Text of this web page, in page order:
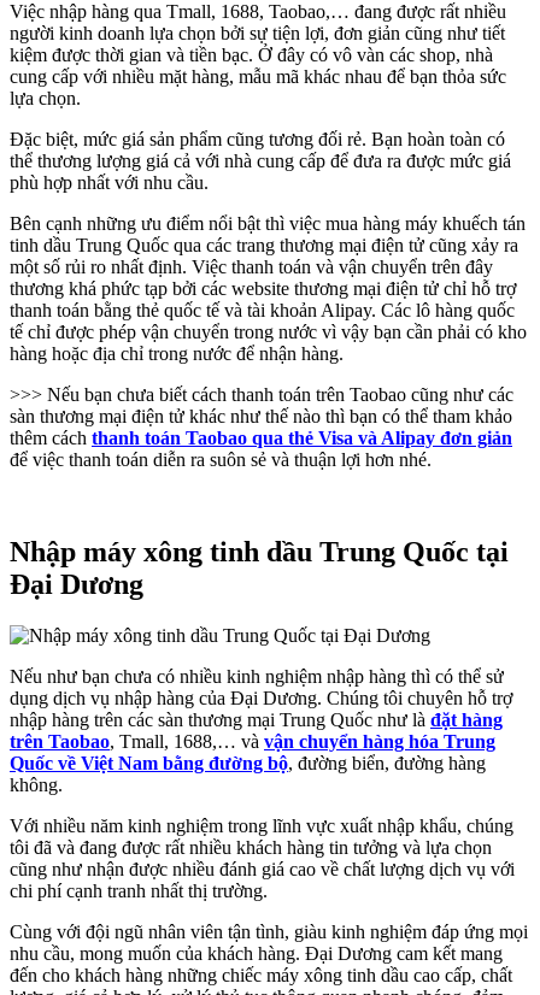
Việc nhập hàng qua Tmall, 1688, Taobao,… đang được rất nhiều
người kinh doanh lựa chọn bởi sự tiện lợi, đơn giản cũng như tiết
kiệm được thời gian và tiền bạc. Ở đây có vô vàn các shop, nhà
cung cấp với nhiều mặt hàng, mẫu mã khác nhau để bạn thỏa sức
lựa chọn.
Đặc biệt, mức giá sản phẩm cũng tương đối rẻ. Bạn hoàn toàn có
thể thương lượng giá cả với nhà cung cấp để đưa ra được mức giá
phù hợp nhất với nhu cầu.
Bên cạnh những ưu điểm nổi bật thì việc mua hàng máy khuếch tán
tinh dầu Trung Quốc qua các trang thương mại điện tử cũng xảy ra
một số rủi ro nhất định. Việc thanh toán và vận chuyển trên đây
thương khá phức tạp bởi các website thương mại điện tử chỉ hỗ trợ
thanh toán bằng thẻ quốc tế và tài khoản Alipay. Các lô hàng quốc
tế chỉ được phép vận chuyển trong nước vì vậy bạn cần phải có kho
hàng hoặc địa chỉ trong nước để nhận hàng.
>>> Nếu bạn chưa biết cách thanh toán trên Taobao cũng như các
sàn thương mại điện tử khác như thế nào thì bạn có thể tham khảo
thêm cách thanh toán Taobao qua thẻ Visa và Alipay đơn giản
để việc thanh toán diễn ra suôn sẻ và thuận lợi hơn nhé.
Nhập máy xông tinh dầu Trung Quốc tại
Đại Dương
Nếu như bạn chưa có nhiều kinh nghiệm nhập hàng thì có thể sử
dụng dịch vụ nhập hàng của Đại Dương. Chúng tôi chuyên hỗ trợ
nhập hàng trên các sàn thương mại Trung Quốc như là đặt hàng
trên Taobao, Tmall, 1688,… và vận chuyển hàng hóa Trung
Quốc về Việt Nam bằng đường bộ, đường biển, đường hàng
không.
Với nhiều năm kinh nghiệm trong lĩnh vực xuất nhập khẩu, chúng
tôi đã và đang được rất nhiều khách hàng tin tưởng và lựa chọn
cũng như nhận được nhiều đánh giá cao về chất lượng dịch vụ với
chi phí cạnh tranh nhất thị trường.
Cùng với đội ngũ nhân viên tận tình, giàu kinh nghiệm đáp ứng mọi
nhu cầu, mong muốn của khách hàng. Đại Dương cam kết mang
đến cho khách hàng những chiếc máy xông tinh dầu cao cấp, chất